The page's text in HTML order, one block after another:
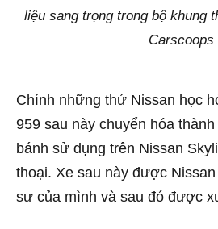
liệu sang trọng trong bộ khung
Carscoops
Chính những thứ Nissan học
959 sau này chuyển hóa
bánh sử dụng trên Nissan
thoại. Xe sau này được
sư của mình và sau đó được